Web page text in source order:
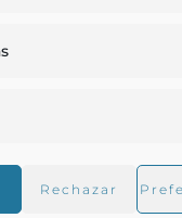
Rechazar
Kermes,
o payla del